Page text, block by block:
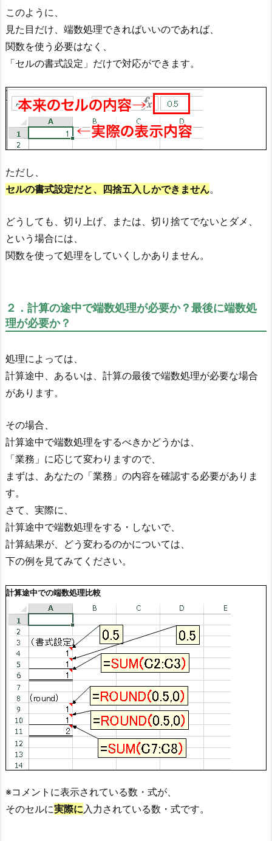
このように、
見た目だけ、端数処理できればいいのであれば、
関数を使う必要はなく、
「セルの書式設定」だけで対応ができます。
ただし、
セルの書式設定だと、四捨五入しかできません。
どうしても、切り上げ、または、切り捨てでないとダメ、
という場合には、
関数を使って処理をしていくしかありません。
２．計算の途中で端数処理が必要か？最後に端数処
理が必要か？
処理によっては、
計算途中、あるいは、計算の最後で端数処理が必要な場合
があります。
その場合、
計算途中で端数処理をするべきかどうかは、
「業務」に応じて変わりますので、
まずは、あなたの「業務」の内容を確認する必要がありま
す。
さて、実際に、
計算途中で端数処理をする・しないで、
計算結果が、どう変わるのかについては、
下の例を見てみてください。
計算途中での端数処理比較
※コメントに表示されている数・式が、
そのセルに実際に入力されている数・式です。